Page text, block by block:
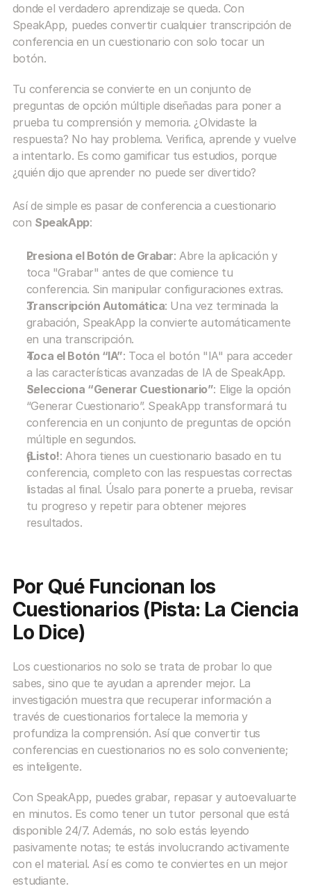
donde el verdadero aprendizaje se queda. Con
SpeakApp, puedes convertir cualquier transcripción de
conferencia en un cuestionario con solo tocar un
botón.
Tu conferencia se convierte en un conjunto de
preguntas de opción múltiple diseñadas para poner a
prueba tu comprensión y memoria. ¿Olvidaste la
respuesta? No hay problema. Verifica, aprende y vuelve
a intentarlo. Es como gamificar tus estudios, porque
¿quién dijo que aprender no puede ser divertido?
Así de simple es pasar de conferencia a cuestionario
con SpeakApp:
Presiona el Botón de Grabar: Abre la aplicación y
toca "Grabar" antes de que comience tu
conferencia. Sin manipular configuraciones extras.
Transcripción Automática: Una vez terminada la
grabación, SpeakApp la convierte automáticamente
en una transcripción.
Toca el Botón “IA”: Toca el botón "IA" para acceder
a las características avanzadas de IA de SpeakApp.
Selecciona “Generar Cuestionario”: Elige la opción
“Generar Cuestionario”. SpeakApp transformará tu
conferencia en un conjunto de preguntas de opción
múltiple en segundos.
¡Listo!: Ahora tienes un cuestionario basado en tu
conferencia, completo con las respuestas correctas
listadas al final. Úsalo para ponerte a prueba, revisar
tu progreso y repetir para obtener mejores
resultados.
Por Qué Funcionan los
Cuestionarios (Pista: La Ciencia
Lo Dice)
Los cuestionarios no solo se trata de probar lo que
sabes, sino que te ayudan a aprender mejor. La
investigación muestra que recuperar información a
través de cuestionarios fortalece la memoria y
profundiza la comprensión. Así que convertir tus
conferencias en cuestionarios no es solo conveniente;
es inteligente.
Con SpeakApp, puedes grabar, repasar y autoevaluarte
en minutos. Es como tener un tutor personal que está
disponible 24/7. Además, no solo estás leyendo
pasivamente notas; te estás involucrando activamente
con el material. Así es como te conviertes en un mejor
estudiante.